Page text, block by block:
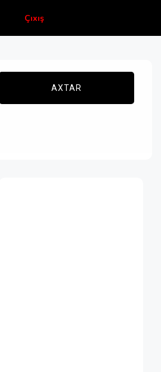
Çıxış
AXTAR